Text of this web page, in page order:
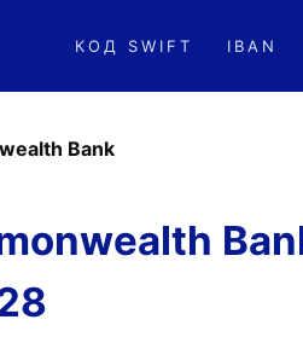
КОД SWIFT IBAN
Bank